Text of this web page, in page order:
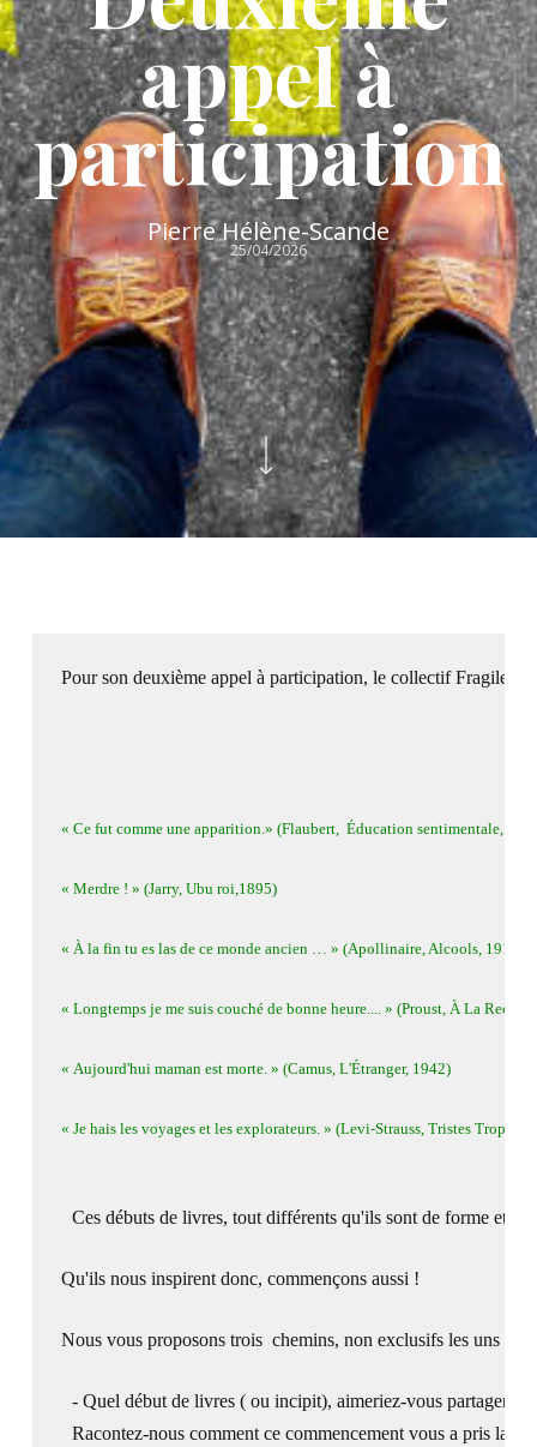
appel à
participation
Pierre Hélène-Scande
25/04/2026
Pour son deuxième appel à participation, le collectif Fragile
« Ce fut comme une apparition.» (Flaubert, Éducation sentimentale,
« Merdre ! » (Jarry, Ubu roi,1895)
« À la fin tu es las de ce monde ancien … » (Apollinaire, Alcools, 1913)
« Longtemps je me suis couché de bonne heure.... » (Proust, À La
« Aujourd'hui maman est morte. » (Camus, L'Étranger, 1942)
« Je hais les voyages et les explorateurs. » (Levi-Strauss, Tristes
Ces débuts de livres, tout différents qu'ils sont de forme et
Qu'ils nous inspirent donc, commençons aussi !
Nous vous proposons trois  chemins, non exclusifs les uns des
- Quel début de livres ( ou incipit), aimeriez-vous partager ?
Racontez-nous comment ce commencement vous a pris la